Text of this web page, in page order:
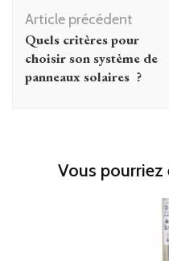
d'article
Article précédent
Quels critères pour
choisir son système de
panneaux solaires ?
Vous pourriez